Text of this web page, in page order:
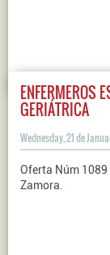
ENFERMEROS
GERIÁTRICA
Wednesday, 21 de
Oferta Núm 1089
Zamora.